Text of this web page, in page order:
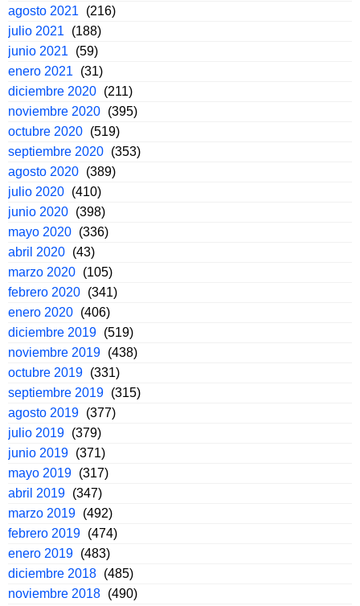
agosto 2021
(216)
julio 2021
(188)
junio 2021
(59)
enero 2021
(31)
diciembre 2020 (211)
noviembre 2020 (395)
octubre 2020 (519)
septiembre 2020 (353)
agosto 2020 (389)
julio 2020 (410)
junio 2020 (398)
mayo 2020 (336)
abril 2020 (43)
marzo 2020 (105)
febrero 2020 (341)
enero 2020 (406)
diciembre 2019 (519)
noviembre 2019 (438)
octubre 2019 (331)
septiembre 2019 (315)
agosto 2019 (377)
julio 2019 (379)
junio 2019 (371)
mayo 2019 (317)
abril 2019 (347)
marzo 2019 (492)
febrero 2019 (474)
enero 2019 (483)
diciembre 2018 (485)
noviembre 2018 (490)